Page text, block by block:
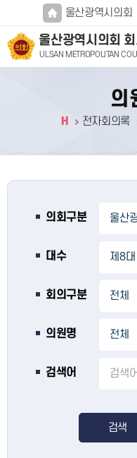
본문바로가기 울산광역시의회
울산광역시의회
ULSAN METROPOLITAN
의
H 전자회의록
의회구분
대수
회의구분
의원명
검색어
검색